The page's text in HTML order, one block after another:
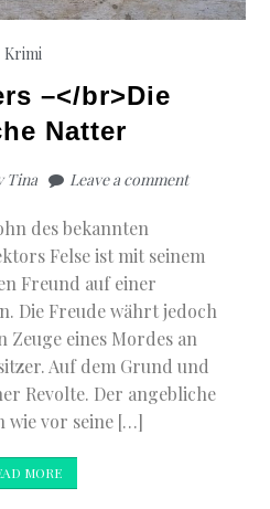
Krimi
–</br>Die
Natter
Tina Leave a comment
des bekannten
Felse ist mit seinem
Freund auf einer
Die Freude währt jedoch
eines Mordes an
Auf dem Grund und
Revolte. Der angebliche
wie vor seine […]
MORE